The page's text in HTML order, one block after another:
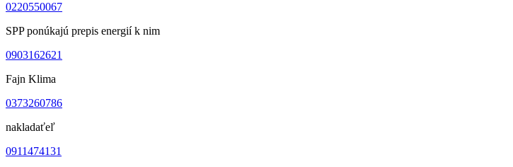
0220550067
SPP ponúkajú prepis energií k nim
0903162621
Fajn Klima
0373260786
nakladaťeľ
0911474131